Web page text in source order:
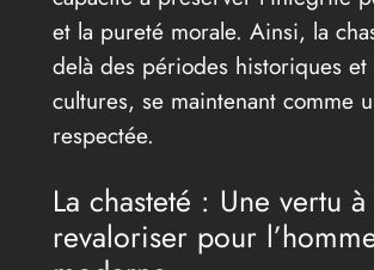
et la pureté morale. Ainsi, la
delà des périodes historiques et
cultures, se maintenant comme
respectée.
La chasteté : Une vertu à
revaloriser pour